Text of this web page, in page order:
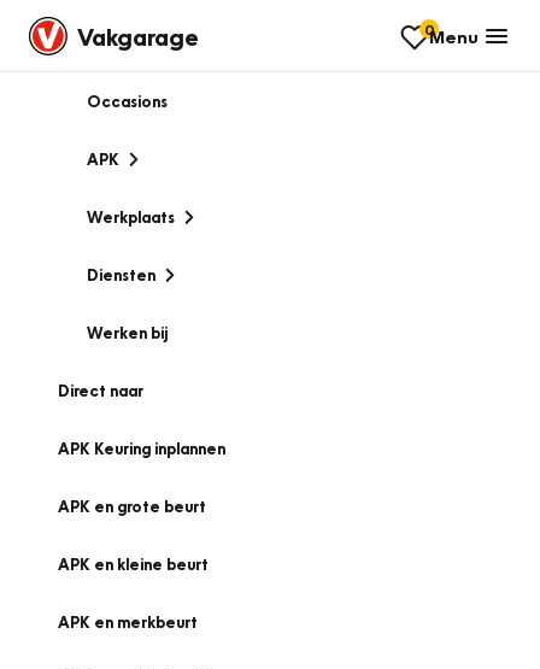
Vakgarage 0Menu
Occasions
APK
Werkplaats
Diensten
Werken bij
Direct naar
APK Keuring inplannen
APK en grote beurt
APK en kleine beurt
APK en merkbeurt